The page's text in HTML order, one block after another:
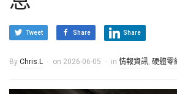
Tweet Share Share
By Chris.L on 2026-06-05 in 情報資訊, 硬體零